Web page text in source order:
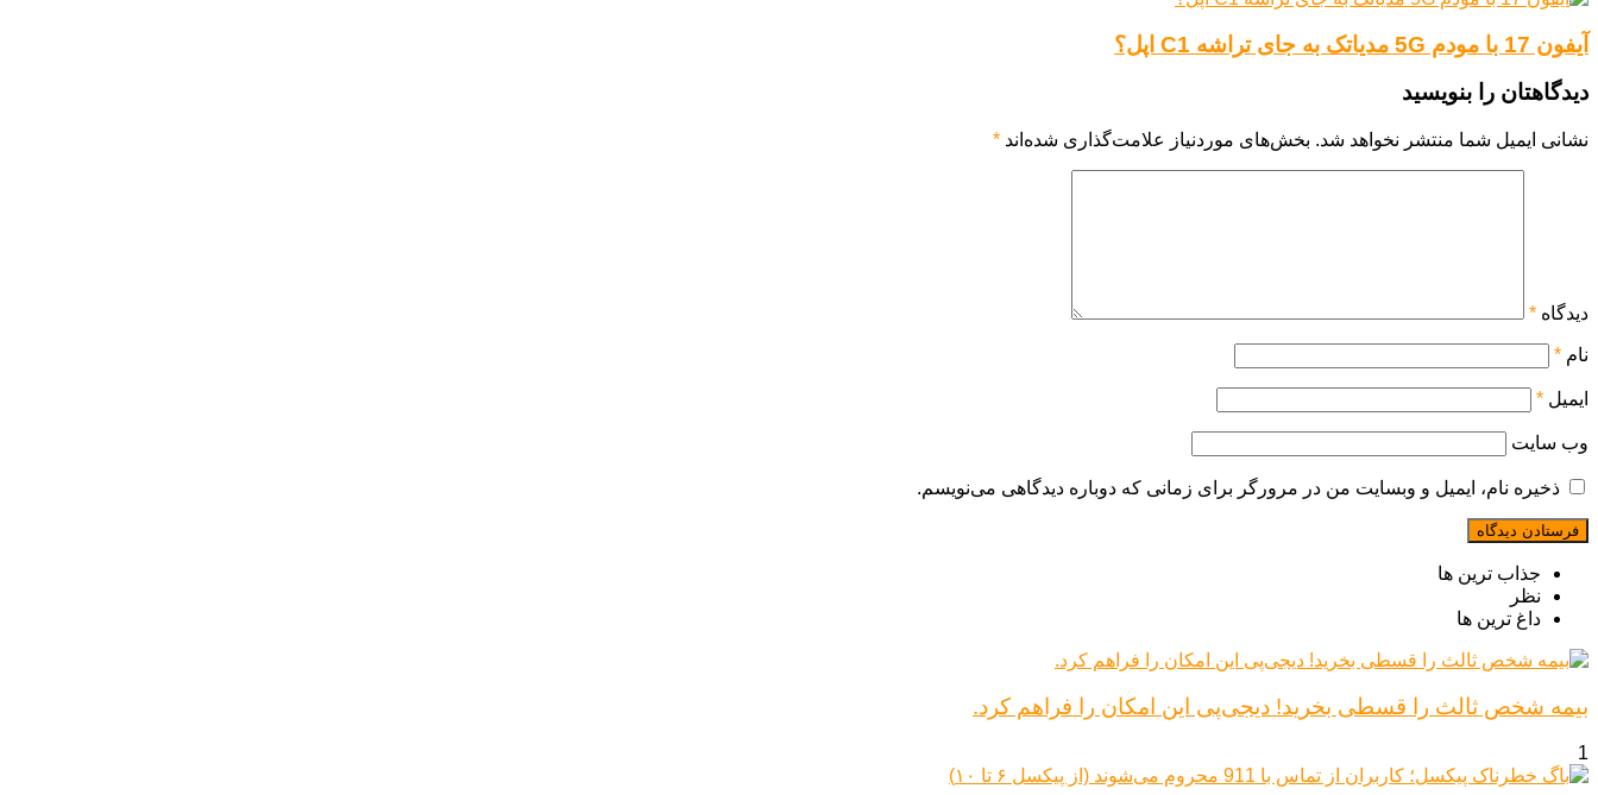
آیفون 17 با مودم 5G مدیاتک به جای تراشه C1 اپل؟
دیدگاهتان را بنویسید
نشانی ایمیل شما منتشر نخواهد شد. بخش‌های موردنیاز علامت‌گذاری شده‌اند *
دیدگاه *
نام *
ایمیل *
وب‌ سایت
ذخیره نام، ایمیل و وبسایت من در مرورگر برای زمانی که دوباره دیدگاهی می‌نویسم.
جذاب ترین ها
نظر
داغ ترین ها
بیمه شخص ثالث را قسطی بخرید! دیجی‌پی این امکان را فراهم کرد.
1